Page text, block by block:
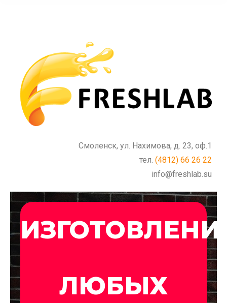
Смоленск, ул. Нахимова, д. 23, оф.1
тел. (4812) 66 26 22
info@freshlab.su
ЛЮБЫХ